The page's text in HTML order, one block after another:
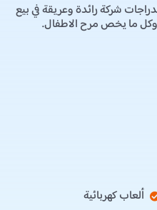
شركة رائدة وعريقة في بيع
وكل ما يخص مرح الاطفال.
ألعاب كهربائية